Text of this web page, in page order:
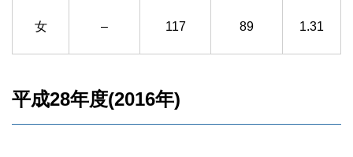
女 – 117 89 1.31
平成28年度(2016年)